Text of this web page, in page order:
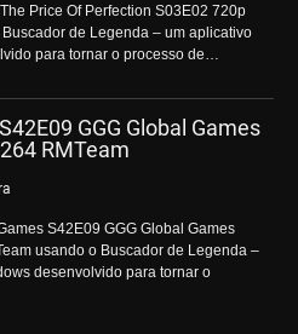
Price Of Perfection S03E02 720p
de Legenda – um aplicativo
para tornar o processo de…
GGG Global Games
RMTeam
S42E09 GGG Global Games
usando o Buscador de Legenda –
desenvolvido para tornar o